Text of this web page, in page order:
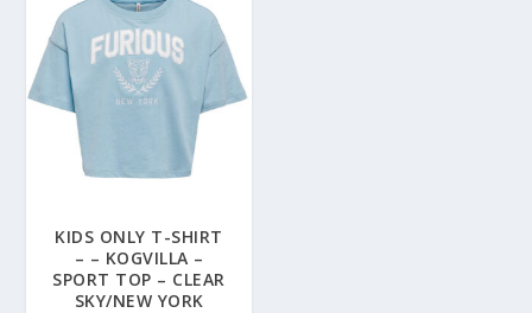
KIDS ONLY T-SHIRT
– – KOGVILLA –
SPORT TOP – CLEAR
SKY/NEW YORK